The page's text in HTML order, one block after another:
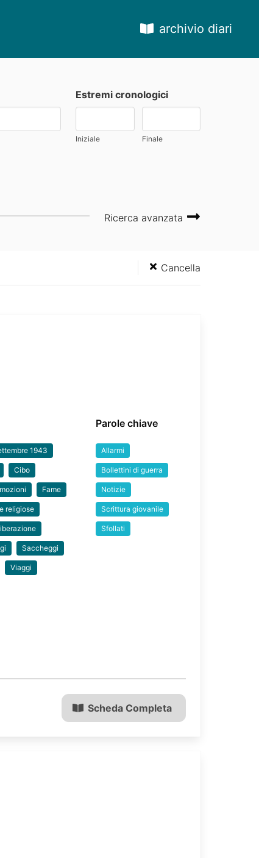
archivio diari
Estremi cronologici
Iniziale Finale
Ricerca avanzata
Cancella
1943
Cibo
Fame
religiose
Saccheggi
Viaggi
Parole chiave
Allarmi
Bollettini di guerra
Notizie
Scrittura giovanile
Sfollati
Scheda Completa